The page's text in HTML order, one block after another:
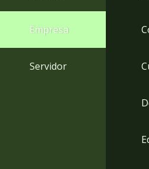
Empresa
Servidor